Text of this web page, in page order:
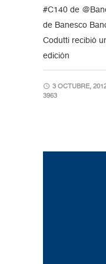
#C140 de
de Banesco
Codutti recibió
edición
3 OCTUBRE,
3963